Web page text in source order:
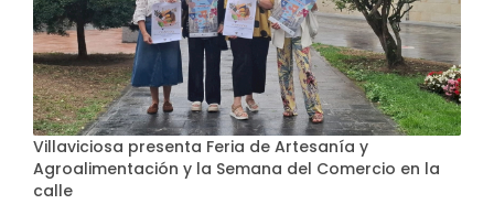
Villaviciosa presenta Feria de Artesanía y
Agroalimentación y la Semana del Comercio en la
calle